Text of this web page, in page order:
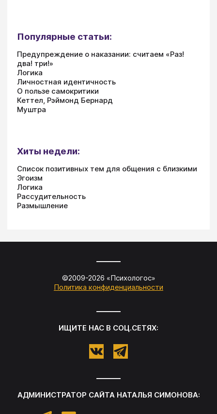
Популярные статьи:
Предупреждение о наказании: считаем «Раз!
два! три!»
Логика
Личностная идентичность
О пользе самокритики
Кеттел, Рэймонд Бернард
Муштра
Хиты недели:
Список позитивных тем для общения с близкими
Эгоизм
Логика
Рассудительность
Размышление
©2009-2026 «Психологос»
Политика конфиденциальности
ИЩИТЕ НАС В СОЦ.СЕТЯХ:
АДМИНИСТРАТОР САЙТА НАТАЛЬЯ СИМОНОВА: